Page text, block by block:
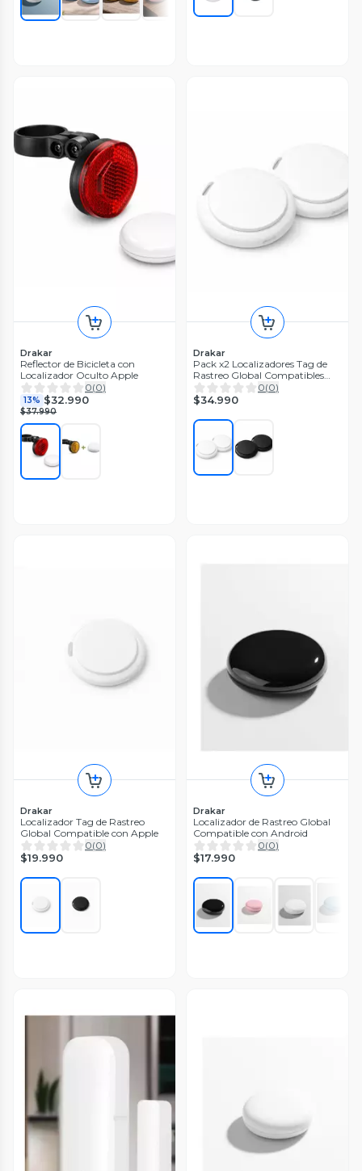
Drakar
Reflector de Bicicleta con
Localizador Oculto Apple
0(0)
13% $32.990
$37.990
Drakar
Pack x2 Localizadores Tag de
Rastreo Global Compatibles
con Apple
0(0)
$34.990
Drakar
Localizador Tag de Rastreo
Global Compatible con Apple
0(0)
$19.990
Drakar
Localizador de Rastreo Global
Compatible con Android
0(0)
$17.990